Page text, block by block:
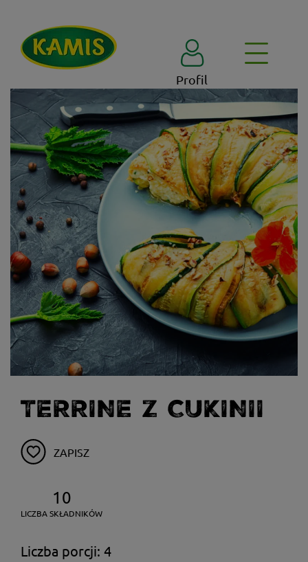
Profil
TERRINE Z CUKINII
ZAPISZ
10
LICZBA SKŁADNIKÓW
Liczba porcji: 4